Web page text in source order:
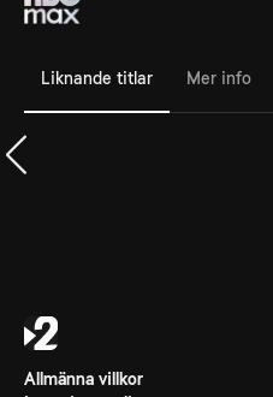
Liknande titlar Mer info
Allmänna villkor